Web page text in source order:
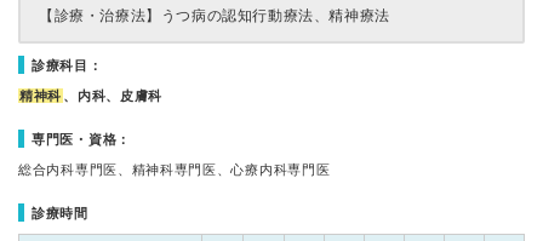
【診療・治療法】
うつ病の認知行動療法、精神療法
診療科目：
精神科 、内科、皮膚科
専門医・資格：
総合内科専門医、精神科専門医、心療内科専門医
診療時間